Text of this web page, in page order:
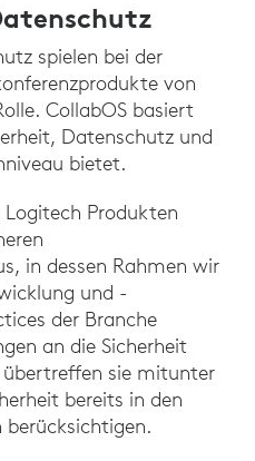
spielen bei der
von
CollabOS basiert
Datenschutz und
bietet.
Produkten
in dessen Rahmen wir
und -
der Branche
an die Sicherheit
sie mitunter
bereits in den
berücksichtigen.